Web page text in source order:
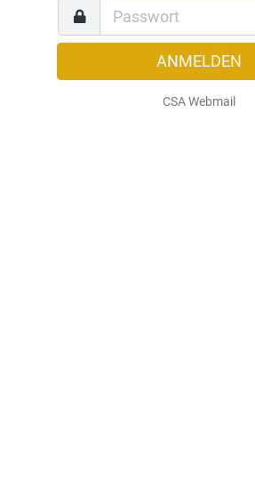
ANMELDEN
CSA Webmail